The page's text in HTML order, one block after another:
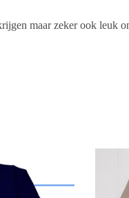
maar zeker ook leuk